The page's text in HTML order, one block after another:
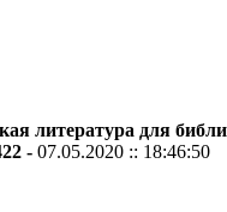
литература для
-07.05.2020 :: 18:46:50